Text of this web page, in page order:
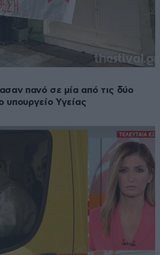
πανό σε μία από τις δύο
υπουργείο Υγείας